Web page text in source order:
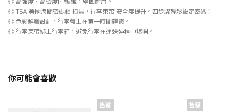
◎ 高強度、高密度PP編織，堅固耐用。
◎ TSA 美國海關密碼鎖 扣具，行李束帶 安全度提升。四步驟輕鬆設定密碼！
◎ 色彩鮮豔設計，行李盤上在第一時間辨識。
◎ 行李束帶綁上行李箱，避免行李在運送過程中爆開。
你可能會喜歡
售罄 售罄